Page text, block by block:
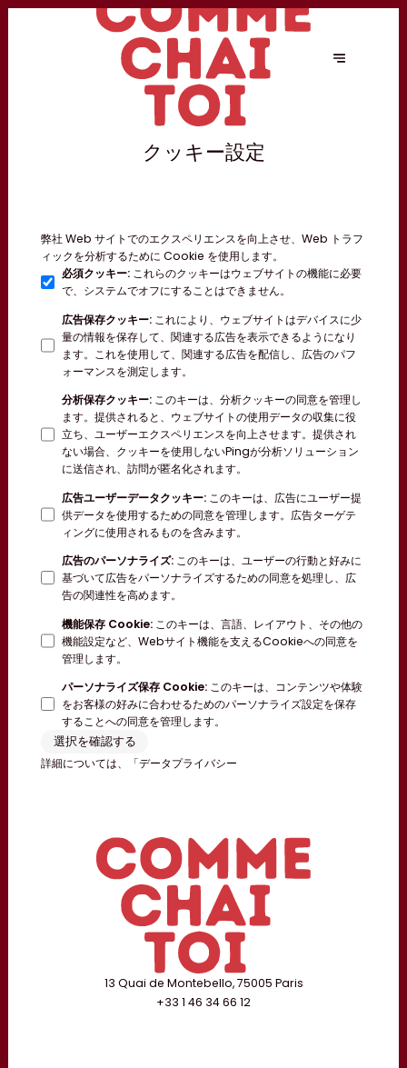
クッキー設定
弊社 Web サイトでのエクスペリエンスを向上させ、Web トラフ
ィックを分析するために Cookie を使用します。
必須クッキー: これらのクッキーはウェブサイトの機能に必要
で、システムでオフにすることはできません。
広告保存クッキー: これにより、ウェブサイトはデバイスに少
量の情報を保存して、関連する広告を表示できるようになり
ます。これを使用して、関連する広告を配信し、広告のパフ
ォーマンスを測定します。
分析保存クッキー: このキーは、分析クッキーの同意を管理し
ます。提供されると、ウェブサイトの使用データの収集に役
立ち、ユーザーエクスペリエンスを向上させます。提供され
ない場合、クッキーを使用しないPingが分析ソリューション
に送信され、訪問が匿名化されます。
広告ユーザーデータクッキー: このキーは、広告にユーザー提
供データを使用するための同意を管理します。広告ターゲテ
ィングに使用されるものを含みます。
広告のパーソナライズ: このキーは、ユーザーの行動と好みに
基づいて広告をパーソナライズするための同意を処理し、広
告の関連性を高めます。
機能保存 Cookie: このキーは、言語、レイアウト、その他の
機能設定など、Webサイト機能を支えるCookieへの同意を
管理します。
パーソナライズ保存 Cookie: このキーは、コンテンツや体験
をお客様の好みに合わせるためのパーソナライズ設定を保存
することへの同意を管理します。
選択を確認する
詳細については、「データプライバシー
13 Quai de Montebello, 75005 Paris
+33 1 46 34 66 12